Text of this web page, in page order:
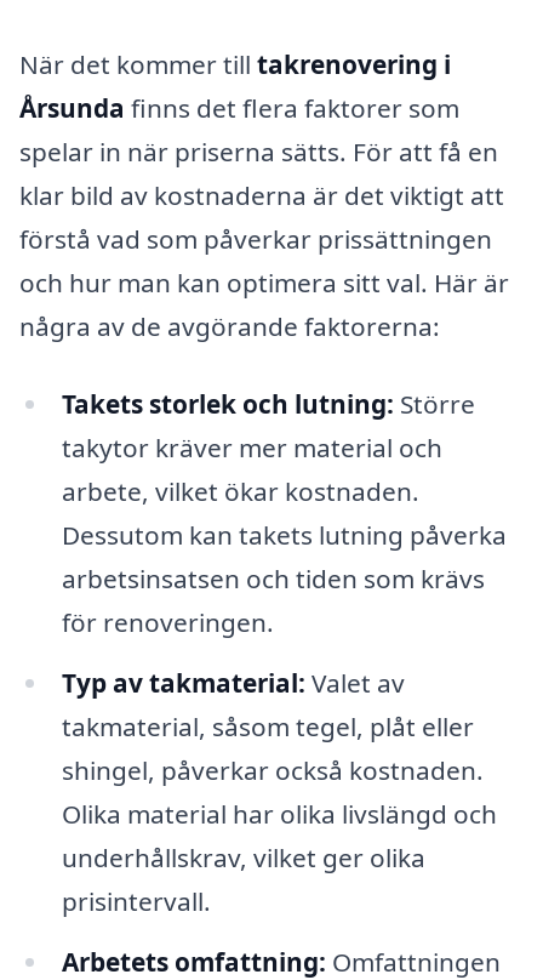
När det kommer till takrenovering i
Årsunda finns det flera faktorer som
spelar in när priserna sätts. För att få en
klar bild av kostnaderna är det viktigt att
förstå vad som påverkar prissättningen
och hur man kan optimera sitt val. Här är
några av de avgörande faktorerna:
Takets storlek och lutning: Större
takytor kräver mer material och
arbete, vilket ökar kostnaden.
Dessutom kan takets lutning påverka
arbetsinsatsen och tiden som krävs
för renoveringen.
Typ av takmaterial: Valet av
takmaterial, såsom tegel, plåt eller
shingel, påverkar också kostnaden.
Olika material har olika livslängd och
underhållskrav, vilket ger olika
prisintervall.
Arbetets omfattning: Omfattningen